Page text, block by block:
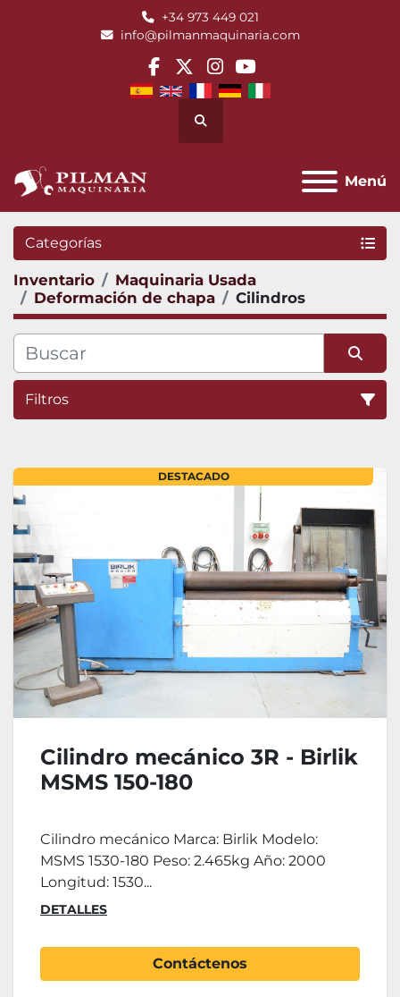
+34 973 449 021
info@pilmanmaquinaria.com
facebook
twitterinstagram
youtube
Buscar
Menú
Categorías
Inventario
Maquinaria Usada
Deformación de chapa
Cilindros
Filtros
DESTACADO
Cilindro mecánico 3R - Birlik
MSMS 150-180
Cilindro mecánico Marca: Birlik Modelo:
MSMS 1530-180 Peso: 2.465kg Año: 2000
Longitud: 1530...
DETALLES
Contáctenos